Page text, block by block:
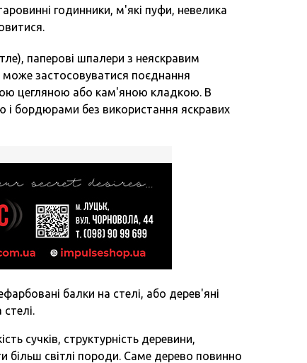
годинники, м'які пуфи, невелика
паперові шпалери з неяскравим
застосовуватися поєднання
цегляною або кам'яною кладкою. В
і бордюрами без використання яскравих
балки на стелі, або дерев'яні
сучків, структурність деревини,
більш світлі породи. Саме дерево повинно